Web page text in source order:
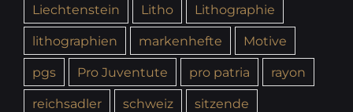
Liechtenstein
Litho
Lithographie
lithographien
markenhefte
Motive
pgs
Pro Juventute pro patria
rayon
reichsadler
schweiz
sitzende